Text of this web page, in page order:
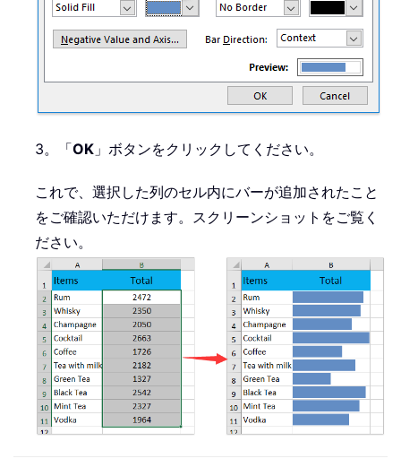
3。「OK 」ボタンをクリックしてください。
これで、選択した列のセル内にバーが追加されたこと
をご確認いただけます。スクリーンショットをご覧く
ださい。